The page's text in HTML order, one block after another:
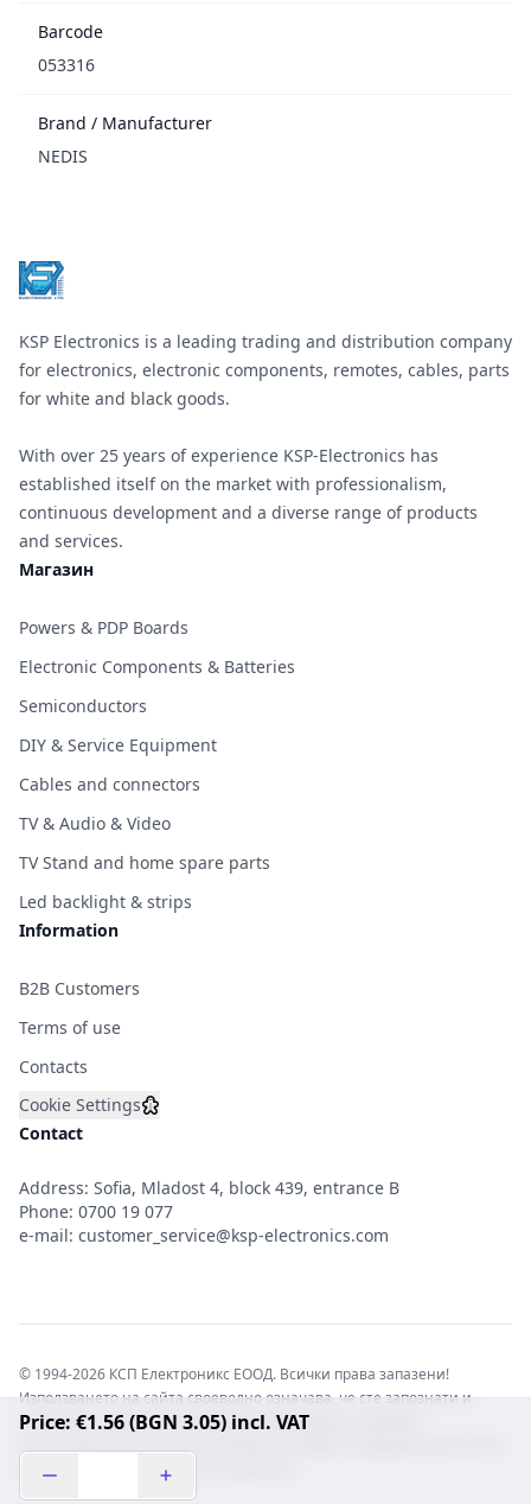
Price: €1.56 (BGN 3.05) incl. VAT
Barcode
053316
Brand / Manufacturer
NEDIS
KSP Electronics is a leading trading and distribution company
for electronics, electronic components, remotes, cables, parts
for white and black goods.
With over 25 years of experience KSP-Electronics has
established itself on the market with professionalism,
continuous development and a diverse range of products
and services.
Магазин
Powers & PDP Boards
Electronic Components & Batteries
Semiconductors
DIY & Service Equipment
Cables and connectors
TV & Audio & Video
TV Stand and home spare parts
Led backlight & strips
Information
B2B Customers
Terms of use
Contacts
Cookie Settings
Contact
Address: Sofia, Mladost 4, block 439, entrance B
Phone: 0700 19 077
e-mail: customer_service@ksp-electronics.com
© 1994-2026 КСП Електроникс ЕООД. Всички права запазени!
Използването на сайта своеволно означава, че сте запознати и
съгласни с правната информация обвързваща софтуера.
отговорност с цялата сила на закона!b